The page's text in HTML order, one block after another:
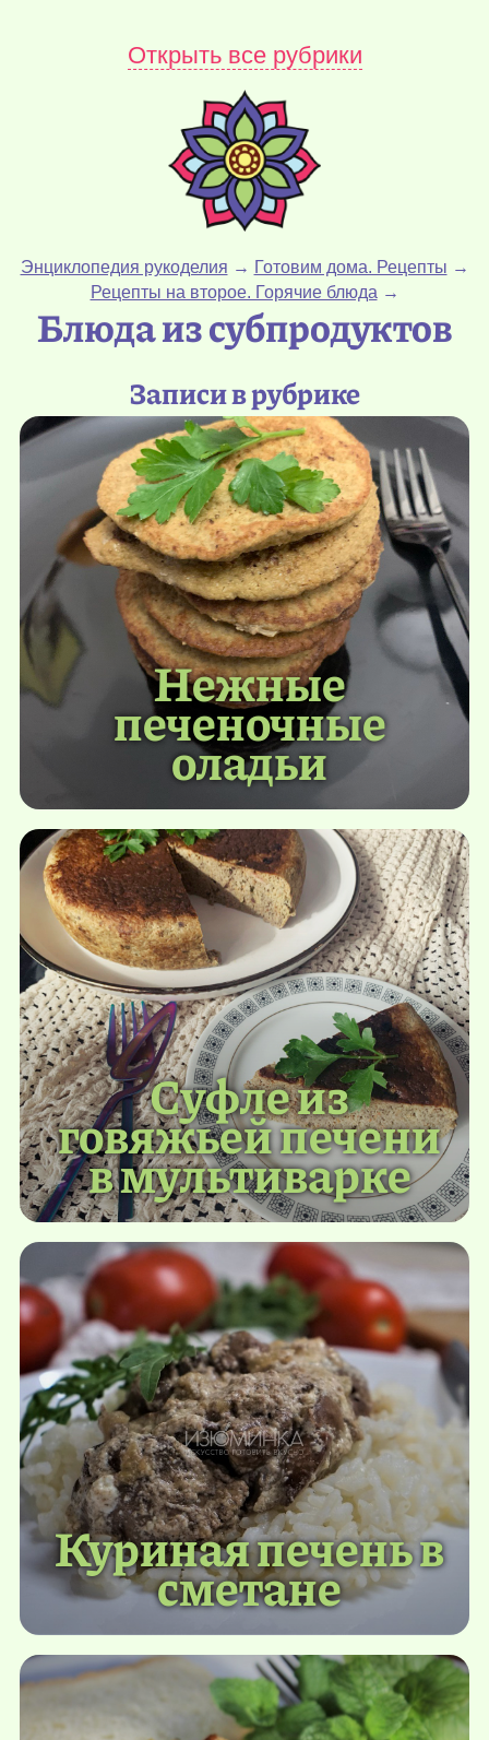
Открыть все рубрики
Энциклопедия рукоделия → Готовим дома. Рецепты →
Рецепты на второе. Горячие блюда →
Блюда из субпродуктов
Записи в рубрике
Нежные
печеночные
оладьи
Суфле из
говяжьей печени
в мультиварке
Куриная печень в
сметане